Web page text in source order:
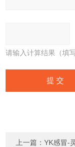
请输入计算结果（填
上一篇：YK感冒-